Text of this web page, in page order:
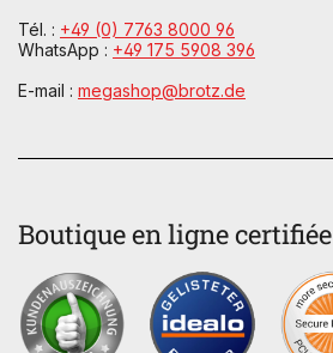
Tél. : +49 (0) 7763 8000 96
WhatsApp : +49 175 5908 396
E-mail : megashop@brotz.de
Boutique en ligne certifiée